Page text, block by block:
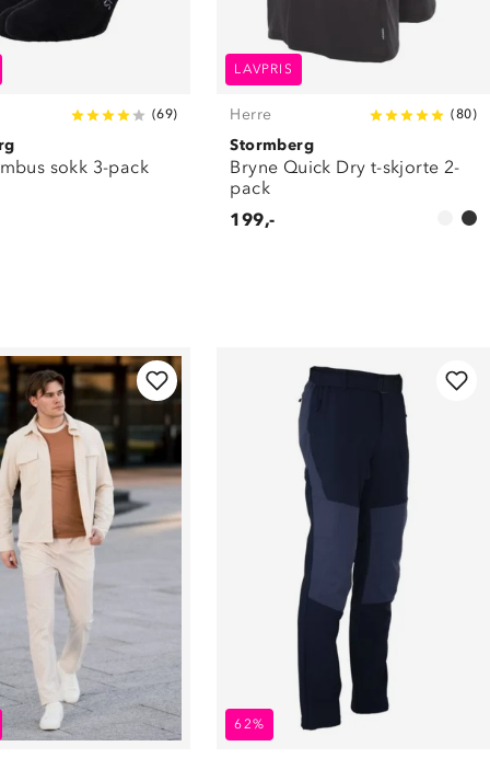
(69)
sokk 3-pack
LAVPRIS
Herre (80)
Stormberg
Bryne Quick Dry t-skjorte 2-
pack
199,-
62%